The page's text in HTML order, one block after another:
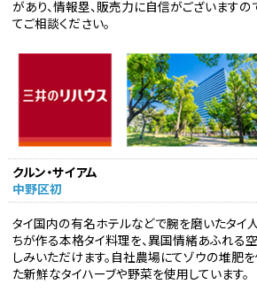
があり、情報塁、販売力に自信がございますの
てご相談ください。
クルン・サイアム
中野区初
タイ国内の有名ホテルなどで腕を磨いたタイ
ちが作る本格タイ料理を、異国情緒あふれる
しみいただけます。自社農場にてゾウの堆肥を
た新鮮なタイハーブや野菜を使用しています。